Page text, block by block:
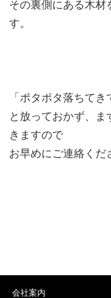
その裏側にある木材
す。
「ポタポタ落ちて
と放っておかず、
きますので
お早めにご連絡くだ
会社案内